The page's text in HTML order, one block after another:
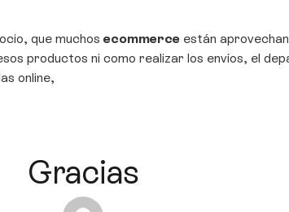
que muchos ecommerce están
productos ni como realizar los envíos, el
online,
Gracias